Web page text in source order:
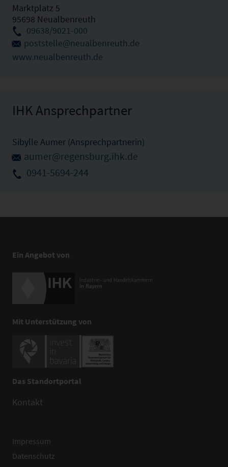
Marktplatz 5
95698 Neualbenreuth
09638/9021-000
poststelle@neualbenreuth.de
www.neualbenreuth.de
IHK Ansprechpartner
Sibylle Aumer (Ansprechpartnerin)
aumer@regensburg.ihk.de
0941-5694-244
Ein Angebot von
Mit Unterstützung von
Das Standortportal
Kontakt
Impressum
Datenschutz